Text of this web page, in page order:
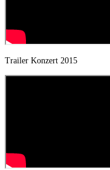
Trailer Konzert 2015